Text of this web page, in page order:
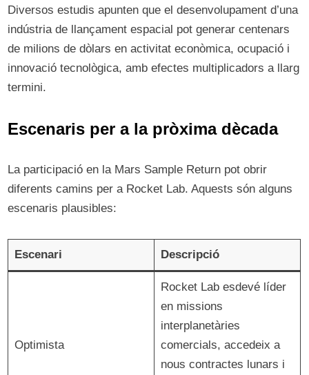
Diversos estudis apunten que el desenvolupament d’una
indústria de llançament espacial pot generar centenars
de milions de dòlars en activitat econòmica, ocupació i
innovació tecnològica, amb efectes multiplicadors a llarg
termini.
Escenaris per a la pròxima dècada
La participació en la Mars Sample Return pot obrir
diferents camins per a Rocket Lab. Aquests són alguns
escenaris plausibles:
Escenari Descripció
Optimista
Rocket Lab esdevé líder
en missions
interplanetàries
comercials, accedeix a
nous contractes lunars i